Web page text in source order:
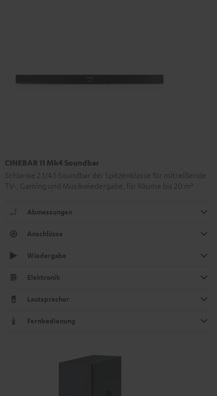
CINEBAR 11 Mk4 Soundbar
Schlanke 2.1/4.1-Soundbar der Spitzenklasse für mitreißende
TV-, Gaming und Musikwiedergabe, für Räume bis 20 m²
Abmessungen
Anschlüsse
Wiedergabe
Elektronik
Lautsprecher
Fernbedienung